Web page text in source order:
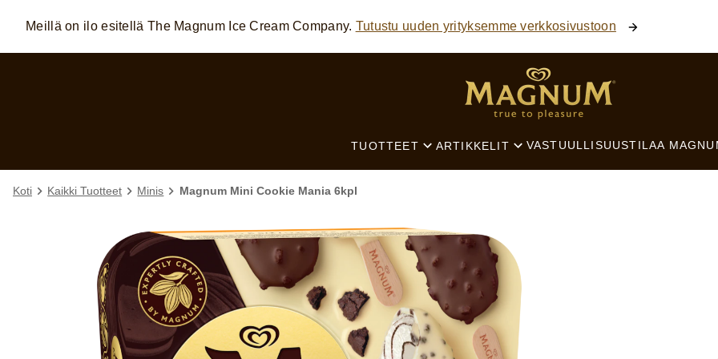
Skip to: MAIN CONTENT FOOTER SEARCH
Meillä on ilo esitellä The Magnum Ice Cream Company. Tutustu uuden yrityksemme verkkosivustoon
TUOTTEET ARTIKKELIT VASTUULLISUUSTILAA
Koti Kaikki Tuotteet Minis Magnum Mini Cookie Mania 6kpl